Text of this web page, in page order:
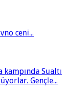
ceni...
Sualtı
Gençle...